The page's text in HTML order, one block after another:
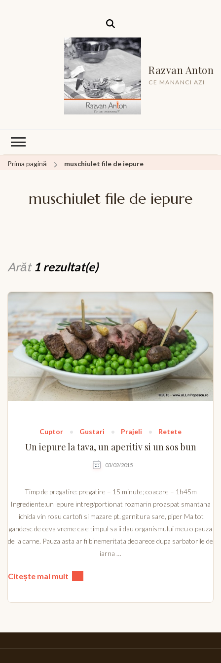
Razvan Anton
CE MANANCI AZI
Prima pagină muschiulet file de iepure
muschiulet file de iepure
Arăt 1 rezultat(e)
Cuptor Gustari Prajeli Retete
Un iepure la tava, un aperitiv si un sos bun
03/02/2015
Timp de pregatire: pregatire – 15 minute; coacere – 1h45m
Ingrediente:un iepure intreg/portionat rozmarin proaspat smantana
lichida vin rosu cartofi si mazare pt. garnitura sare, piper Ma tot
gandesc de ceva vreme ca e timpul sa ii dau organismului meu o pauza
de la carne. Pauza asta ar fi binemeritata deoarece dupa sarbatorile de
iarna …
Citește mai mult